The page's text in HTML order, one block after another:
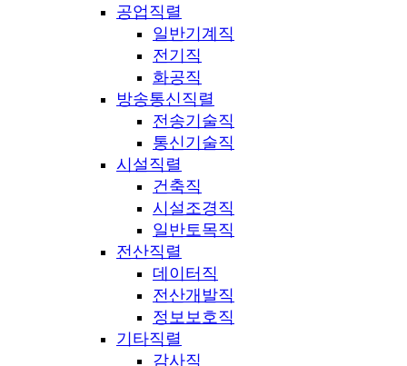
공업직렬
일반기계직
전기직
화공직
방송통신직렬
전송기술직
통신기술직
시설직렬
건축직
시설조경직
일반토목직
전산직렬
데이터직
전산개발직
정보보호직
기타직렬
감사직